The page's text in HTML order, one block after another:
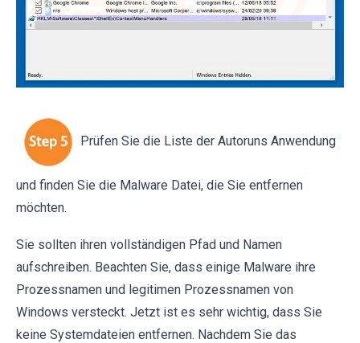
Prüfen Sie die Liste der Autoruns Anwendung
und finden Sie die Malware Datei, die Sie entfernen
möchten.
Sie sollten ihren vollständigen Pfad und Namen
aufschreiben. Beachten Sie, dass einige Malware ihre
Prozessnamen und legitimen Prozessnamen von
Windows versteckt. Jetzt ist es sehr wichtig, dass Sie
keine Systemdateien entfernen. Nachdem Sie das